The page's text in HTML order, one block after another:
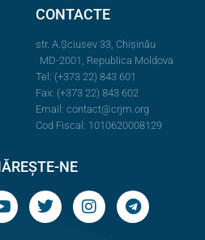
CONTACTE
str. A.Şciusev 33, Chișinău
MD-2001, Republica Moldova
Tel: (+373 22) 843 601
Fax: (+373 22) 843 602
Email: contact@crjm.org
Cod Fiscal: 1010620008129
NE